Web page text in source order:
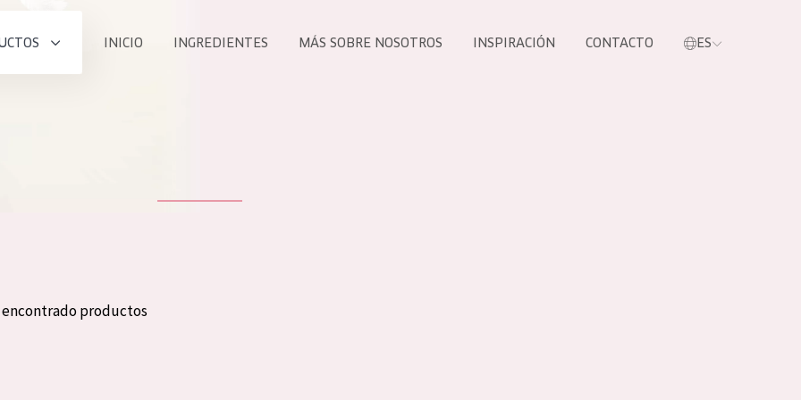
INICIO INGREDIENTES MÁS SOBRE NOSOTROS INSPIRACIÓN CONTACTO ES
encontrado productos